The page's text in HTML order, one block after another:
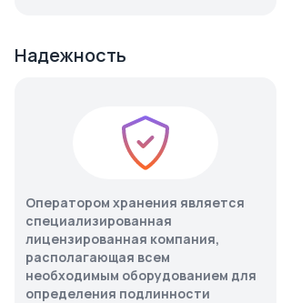
Надежность
Оператором хранения является
специализированная
лицензированная компания,
располагающая всем
необходимым оборудованием для
определения подлинности